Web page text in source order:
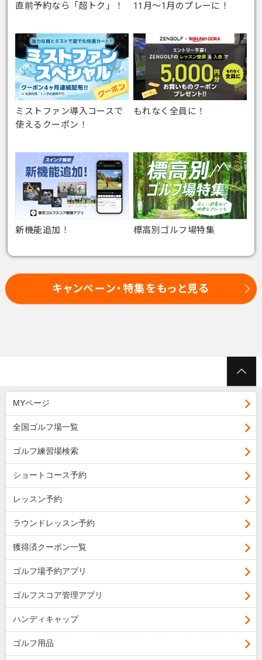
直前予約なら「超トク」！ 11月～1月のプレーに！
ミストファン導入コースで
使えるクーポン！
もれなく全員に！
新機能追加！ 標高別ゴルフ場特集
キャンペーン・特集をもっと見る
MYページ
全国ゴルフ場一覧
ゴルフ練習場検索
ショートコース予約
レッスン予約
ラウンドレッスン予約
獲得済クーポン一覧
ゴルフ場予約アプリ
ゴルフスコア管理アプリ
ハンディキャップ
ゴルフ用品